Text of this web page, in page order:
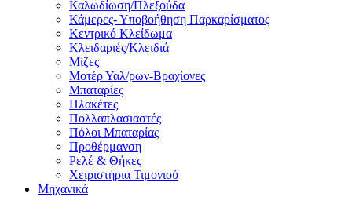
Καλωδίωση/Πλεξούδα
Κάμερες- Υποβοήθηση Παρκαρίσματος
Κεντρικό Κλείδωμα
Κλειδαριές/Κλειδιά
Μίζες
Μοτέρ Υαλ/ρων-Βραχίονες
Μπαταρίες
Πλακέτες
Πολλαπλασιαστές
Πόλοι Μπαταρίας
Προθέρμανση
Ρελέ & Θήκες
Χειριστήρια Τιμονιού
Μηχανικά